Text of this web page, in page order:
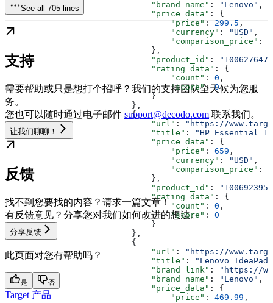
                              "brand_name"
: "Lenovo" ,
                              "price_data"
: {
                                  "price"
: 299.5,
                                  "currency"
: "USD" ,
                                  "comparison_price"
:
                              },
                              "product_id"
:
                              "rating_data"
: {
                                  "count"
: 0 ,
                                  "score"
: 0
                              }
                          },
                          {
                              "url"
:
"https://
                              "title"
:
"HP Essential
                              "price_data"
: {
                                  "price"
: 659 ,
                                  "currency"
: "USD" ,
                                  "comparison_price"
:
                              },
                              "product_id"
:
                              "rating_data"
: {
                                  "count"
: 0 ,
                                  "score"
: 0
                              }
                          },
                          {
                              "url"
:
"https://
                              "title"
:
"Lenovo
                              "brand_link"
:
"https://
                              "brand_name"
: "Lenovo" ,
                              "price_data"
: {
                                  "price"
: 469.99 ,
See all 705 lines
支持
需要帮助或只是想打个招呼？我们的支持团队全天候为您服
务。
您也可以随时通过电子邮件 support@decodo.com 联系我们。
让我们聊聊！
反馈
找不到您要找的内容？请求一篇文章！
有反馈意见？分享您对我们如何改进的想法。
分享反馈
此页面对您有帮助吗？
是 否
Target 产品